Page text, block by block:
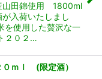
田錦使用 1800ml
入荷いたしまし
を使用した贅沢な一
２０２…
ｍｌ (限定酒）